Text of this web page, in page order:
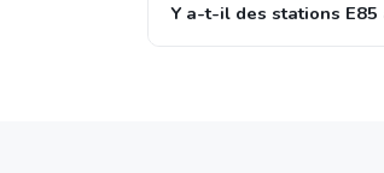
Y a-t-il des stations E85